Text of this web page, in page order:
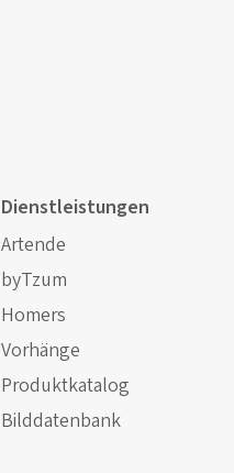
Dienstleistungen
Artende
byTzum
Homers
Vorhänge
Produktkatalog
Bilddatenbank